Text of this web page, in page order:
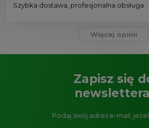
Szybka dostawa, profesjonalna obsługa.
Więcej opinii
Zapisz się
Podaj swój adres e-mail,